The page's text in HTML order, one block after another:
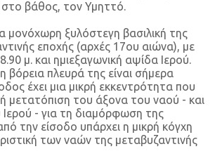
στο βάθος, τον Υμηττό.
μονόχωρη ξυλόστεγη βασιλική της
εποχής (αρχές 17ου αιώνα), με
μ. και ημιεξαγωνική αψίδα Ιερού.
βόρεια πλευρά της είναι σήμερα
έχει μια μικρή εκκεντρότητα που
μετατόπιση του άξονα του ναού - και
- για τη διαμόρφωση της
την είσοδο υπάρχει η μικρή κόγχη
των ναών της μεταβυζαντινής